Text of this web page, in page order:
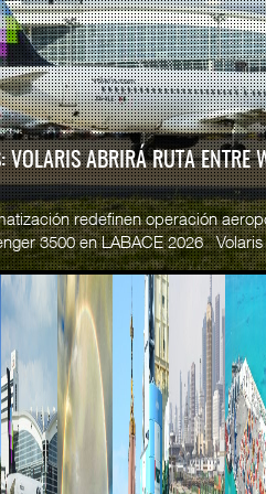
VOLARIS ABRIRÁ RUTA ENTRE
redefinen operación
3500 en LABACE 2026
IT-ANÁLISIS: Puerto Lázaro
Cárdenas incorpora ...
06 AGO 2026
La ATTRAPI licita red de
telecomunicaciones p ...
06 AGO 2026
READ MORE
SSA
Esperanz
06 JUL
READ MORE
CICE
...
02 JUL
READ MORE
SSA
...
29 JUN
READ MORE